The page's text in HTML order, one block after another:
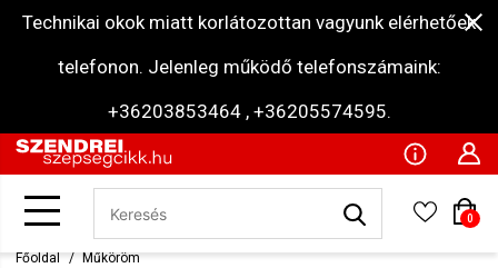
Technikai okok miatt korlátozottan vagyunk elérhetőek
telefonon. Jelenleg működő telefonszámaink:
+36203853464 , +36205574595.
0
Főoldal Műköröm